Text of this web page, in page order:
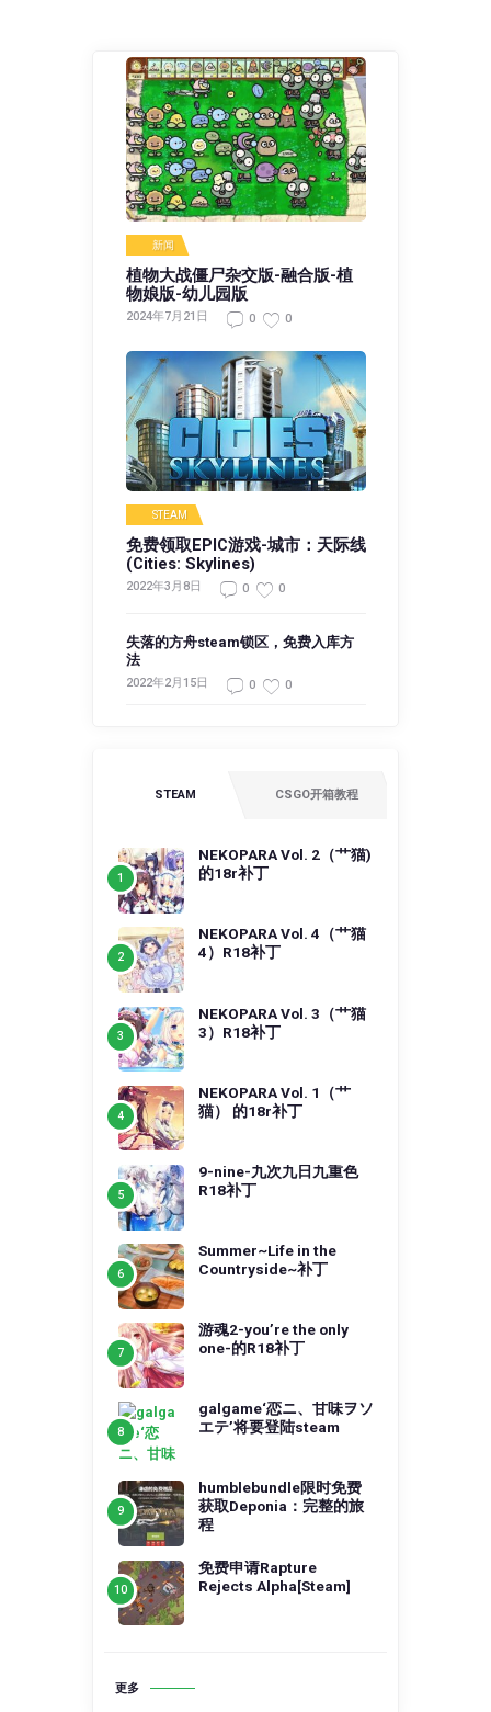
新闻
植物大战僵尸杂交版-融合版-植
物娘版-幼儿园版
2024年7月21日 0 0
STEAM
免费领取EPIC游戏-城市：天际线
(Cities: Skylines)
2022年3月8日 0 0
失落的方舟steam锁区，免费入库方
法
2022年2月15日 0 0
STEAM CSGO开箱教程
NEKOPARA Vol. 2（艹猫)
的18r补丁
NEKOPARA Vol. 4（艹猫
4）R18补丁
NEKOPARA Vol. 3（艹猫
3）R18补丁
NEKOPARA Vol. 1（艹
猫） 的18r补丁
9-nine-九次九日九重色
R18补丁
Summer~Life in the
Countryside~补丁
游魂2-you’re the only
one-的R18补丁
galgame‘恋ニ、甘味ヲソ
エテ’将要登陆steam
humblebundle限时免费
获取Deponia：完整的旅
程
免费申请Rapture
Rejects Alpha[Steam]
更多